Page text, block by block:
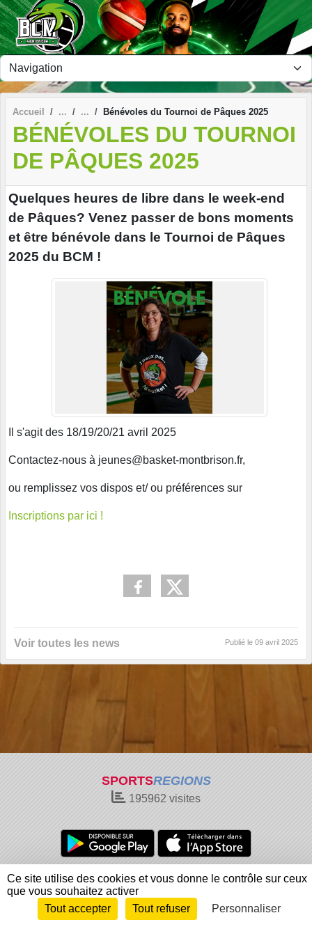
Accueil Bénévoles du Tournoi de Pâques 2025
BÉNÉVOLES DU TOURNOI
DE PÂQUES 2025
Quelques heures de libre dans le week-end
de Pâques? Venez passer de bons moments
et être bénévole dans le Tournoi de Pâques
2025 du BCM !
Il s'agit des 18/19/20/21 avril 2025
Contactez-nous à jeunes@basket-montbrison.fr,
ou remplissez vos dispos et/ ou préférences sur
Inscriptions par ici !
Voir toutes les news Publié le 09 avril 2025
SPORTSREGIONS
195962 visites
Charte cookies
Gestion des cookies
Informations légales
Signaler un contenu inapproprié
Envie de participer ?
Connexion
Panneau de gestion des cookies
Ce site utilise des cookies et vous donne le contrôle sur ceux
que vous souhaitez activer
Tout accepter
Tout refuser Personnaliser